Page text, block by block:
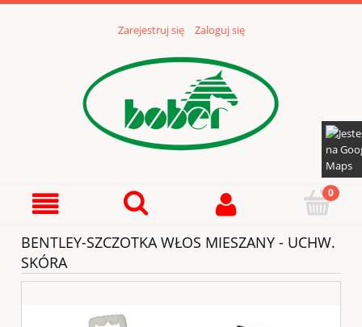
Zarejestruj się Zaloguj się
BENTLEY-SZCZOTKA WŁOS MIESZANY - UCHW.
SKÓRA